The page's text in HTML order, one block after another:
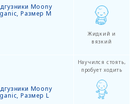
Moony
Размер M
Жидкий и
вязкий
Moony
Размер L
Научился стоять,
пробует ходить